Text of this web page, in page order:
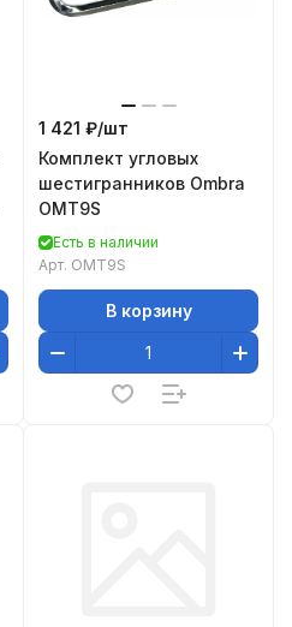
1 421 ₽/шт
Комплект угловых
шестигранников Ombra
OMT9S
Есть в наличии
Арт. OMT9S
В корзину